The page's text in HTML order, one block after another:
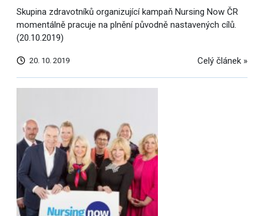
Skupina zdravotníků organizující kampaň Nursing Now ČR
momentálně pracuje na plnění původně nastavených cílů.
(20.10.2019)
20. 10. 2019 Celý článek »